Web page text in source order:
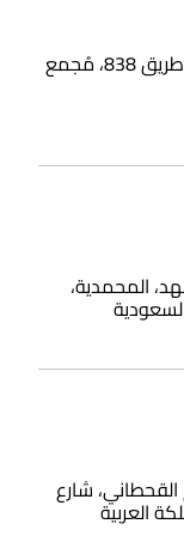
شقة 25، الدور الثاني، بناية 962، طريق 838، مُجمع
فهد، المحمدية،
القحطاني، شارع
العربية